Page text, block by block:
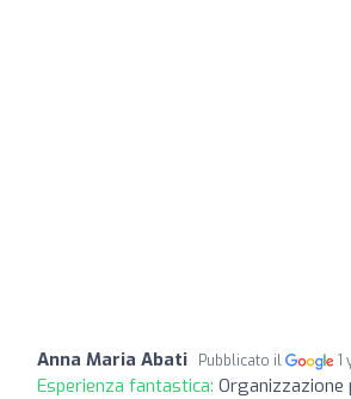
Anna Maria Abati Pubblicato il 1
Esperienza fantastica: